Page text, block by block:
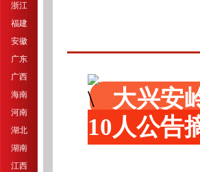
浙江
福建
安徽
广东
广西
海南
河南
湖北
湖南
江西
大兴安
10人公告